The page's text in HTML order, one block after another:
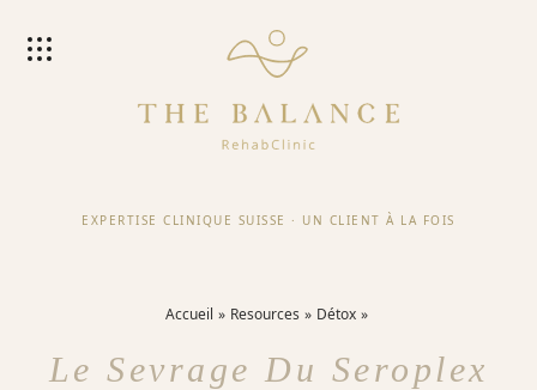
EXPERTISE CLINIQUE SUISSE · UN CLIENT À LA FOIS
Accueil Resources Détox
Le Sevrage Du Seroplex